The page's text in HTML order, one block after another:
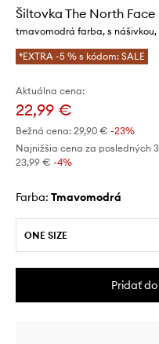
Šiltovka The North
tmavomodrá farba, s nášivkou,
*EXTRA -5 % s kódom: SALE
Aktuálna cena:
22,99 €
Bežná cena: 29,90 € -23%
Najnižšia cena za posledných
23,99 € -4%
Farba: tmavomodrá
ONE SIZE
Pridať